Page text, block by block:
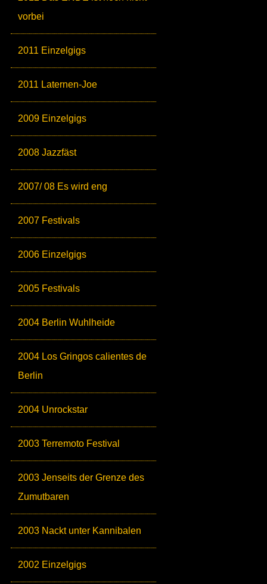
vorbei
2011 Einzelgigs
2011 Laternen-Joe
2009 Einzelgigs
2008 Jazzfäst
2007/ 08 Es wird eng
2007 Festivals
2006 Einzelgigs
2005 Festivals
2004 Berlin Wuhlheide
2004 Los Gringos calientes de
Berlin
2004 Unrockstar
2003 Terremoto Festival
2003 Jenseits der Grenze des
Zumutbaren
2003 Nackt unter Kannibalen
2002 Einzelgigs